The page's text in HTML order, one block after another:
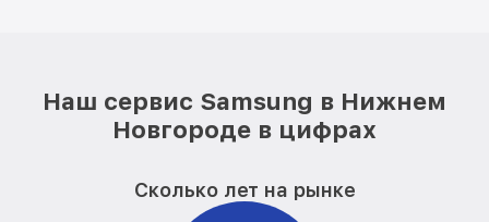
Наш сервис Samsung в Нижнем
Новгороде в цифрах
Сколько лет на рынке